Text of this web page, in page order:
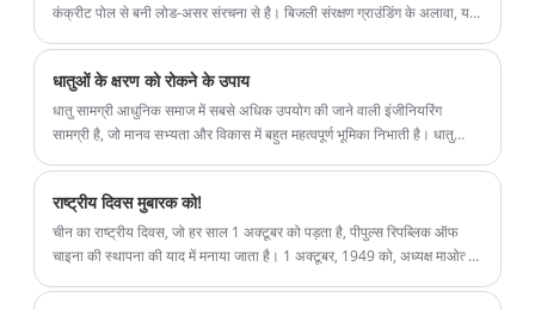
कंक्रीट पोल से बनी लोड-असर संरचना से है। बिजली संरक्षण ग्राउंडिंग के अलावा, यह
धातुओं के क्षरण को रोकने के उपाय
धातु सामग्री आधुनिक समाज में सबसे अधिक उपयोग की जाने वाली इंजीनियरिंग
सामग्री है, जो मानव सभ्यता और विकास में बहुत महत्वपूर्ण भूमिका निभाती है। धातु
जाता है।
राष्ट्रीय दिवस मुबारक को!
चीन का राष्ट्रीय दिवस, जो हर साल 1 अक्टूबर को पड़ता है, पीपुल्स रिपब्लिक ऑफ
चाइना की स्थापना की याद में मनाया जाता है। 1 अक्टूबर, 1949 को, अध्यक्ष माओत्से